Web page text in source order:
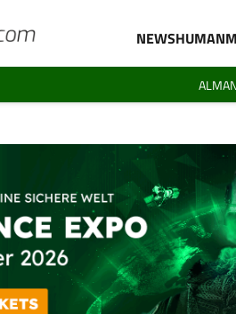
NEWS